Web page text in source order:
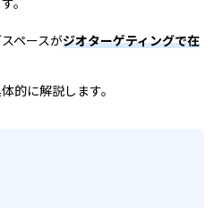
。
ペースがジオターゲティングで在
的に解説します。